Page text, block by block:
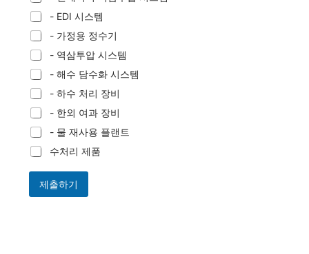
- EDI 시스템
- 가정용 정수기
- 역삼투압 시스템
- 해수 담수화 시스템
- 하수 처리 장비
- 한외 여과 장비
- 물 재사용 플랜트
수처리 제품
제출하기